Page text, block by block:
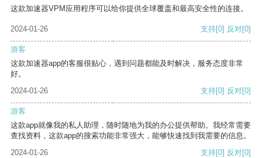
这款加速器VPM应用程序可以给你提供全球覆盖和最高安全性的连接。
2024-01-26 支持[0] 反对[0]
游客
这款加速器app的客服很贴心，遇到问题都能及时解决，服务态度非常
好。
2024-01-26
支持[0] 反对[0]
游客
这款app就像我的私人助理，随时随地为我的办公提供帮助。我经常需要
查找资料，这款app的搜索功能非常强大，能够快速找到我需要的信息。
2024-01-26
支持[0] 反对[0]